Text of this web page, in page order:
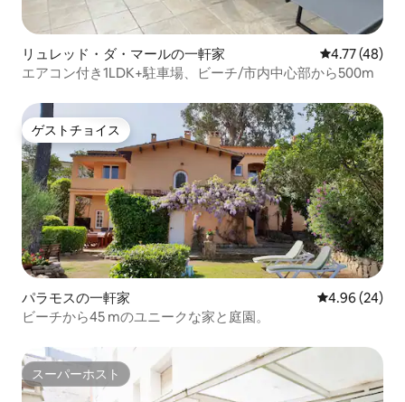
リュレッド・ダ・マールの一軒家 レビュー48
4.77 (48)
エアコン付き1LDK+駐車場、ビーチ/市内中心部から500m
ゲストチョイス
ゲストチョイス
パラモスの一軒家 レビュー24
4.96 (24)
ビーチから45 mのユニークな家と庭園。
スーパーホスト
スーパーホスト